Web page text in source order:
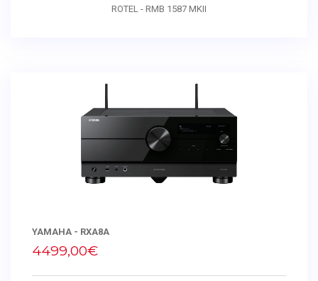
ROTEL - RMB 1587 MKII
YAMAHA - RXA8A
4499,00€